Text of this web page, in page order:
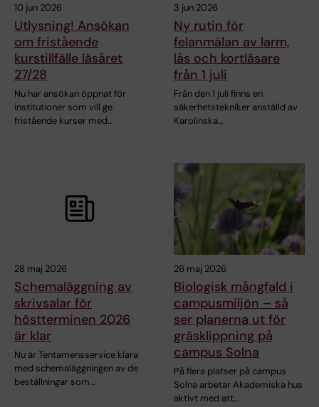
10 jun 2026
Utlysning! Ansökan
om fristående
kurstillfälle läsåret
27/28
Nu har ansökan öppnat för
institutioner som vill ge
fristående kurser med…
3 jun 2026
Ny rutin för
felanmälan av larm,
lås och kortläsare
från 1 juli
Från den 1 juli finns en
säkerhetstekniker anställd av
Karolinska…
28 maj 2026
Schemaläggning av
skrivsalar för
höstterminen 2026
är klar
Nu är Tentamensservice klara
med schemaläggningen av de
beställningar som…
26 maj 2026
Biologisk mångfald i
campusmiljön – så
ser planerna ut för
gräsklippning på
campus Solna
På flera platser på campus
Solna arbetar Akademiska hus
aktivt med att…